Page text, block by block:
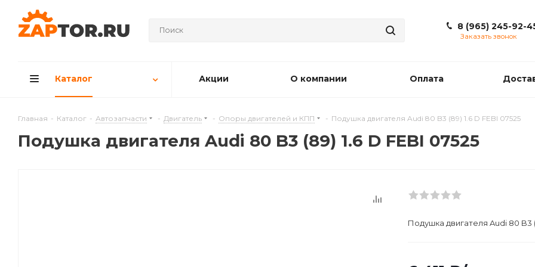
8 (965) 245-92-
Заказать звонок
Каталог Акции О компании Оплата
Главная - Каталог - Автозапчасти - Двигатель - Опоры двигателей и КПП - Подушкa двигателя Audi 80 B3 (89) 1.6 D FEBI 07525
Подушкa двигателя Audi 80 B3 (89) 1.6 D FEBI 07525
Подушкa двигателя Audi 80 B3